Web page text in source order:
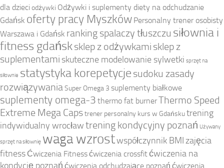
dla dzieci odżywki Odżywki i suplementy diety na odchudzanie
Gdańsk oferty pracy Myszków Personalny trener osobisty
Warszawa i Gdańsk ranking spalaczy tłuszczu siłownia i
fitness gdańsksklep z odżywkami sklep z
suplementami skuteczne modelowanie sylwetki sprzęt na
siłownie statystyka korepetycje sudoku zasady
rozwiązywaniaSuper Omega 3 suplementy białkowe
suplementy omega-3 thermo fat burnerThermo Speed
Extreme Mega Capstrener personalny kurs w Gdańskutrening
indywidualny wrocławtrening kondycyjny poznań Używany
sprzęt na siłownię waga wzrostwspółczynnik BMI zajęcia
fitness Ćwiczenia Fitnessćwiczenia crossfitćwiczenia na
kondycję poznań ćwiczenia odchudzające poznań ćwiczenia